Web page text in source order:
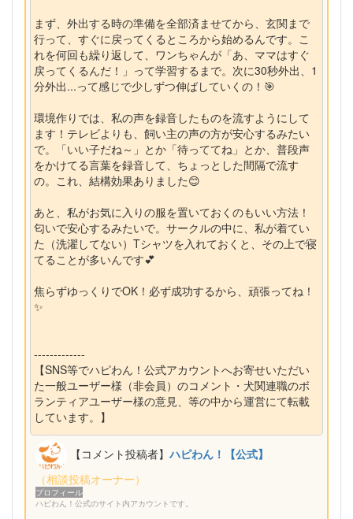
まず、外出する時の準備を全部済ませてから、玄関まで
行って、すぐに戻ってくるところから始めるんです。こ
れを何回も繰り返して、ワンちゃんが「あ、ママはすぐ
戻ってくるんだ！」って学習するまで。次に30秒外出、1
分外出...って感じで少しずつ伸ばしていくの！🎯
環境作りでは、私の声を録音したものを流すようにして
ます！テレビよりも、飼い主の声の方が安心するみたい
で。「いい子だね～」とか「待っててね」とか、普段声
をかけてる言葉を録音して、ちょっとした間隔で流す
の。これ、結構効果ありました😊
あと、私がお気に入りの服を置いておくのもいい方法！
匂いで安心するみたいで。サークルの中に、私が着てい
た（洗濯してない）Tシャツを入れておくと、その上で寝
てることが多いんです💕
焦らずゆっくりでOK！必ず成功するから、頑張ってね！
✨
-------------
【SNS等でハピわん！公式アカウントへお寄せいただい
た一般ユーザー様（非会員）のコメント・犬関連職のボ
ランティアユーザー様の意見、等の中から運営にて転載
しています。】
【コメント投稿者】ハピわん！【公式】
（相談投稿オーナー）
プロフィール
ハピわん！公式のサイト内アカウントです。